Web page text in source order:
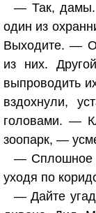
— Так, дамы.
один из
Выходите. —
из них.
выпроводить
вздохнули,
головами. —
зоопарк, —
— Сплошное
уходя по
— Дайте